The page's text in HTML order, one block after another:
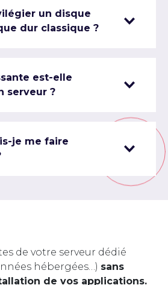
un disque
dur classique ?
est-elle
serveur ?
je me faire
de votre serveur dédié
hébergées…) sans
de vos applications.